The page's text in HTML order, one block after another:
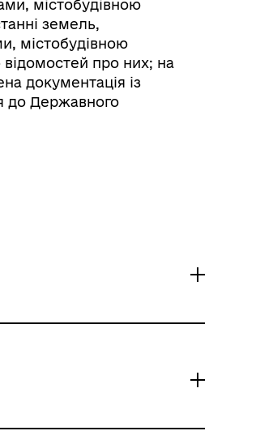
містобудівною
земель,
містобудівною
відомостей про них; на
документація із
до Державного